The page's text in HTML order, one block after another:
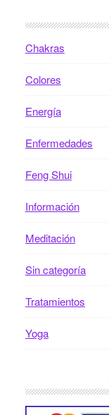
Chakras
Colores
Energía
Enfermedades
Feng Shui
Información
Meditación
Sin categoría
Tratamientos
Yoga